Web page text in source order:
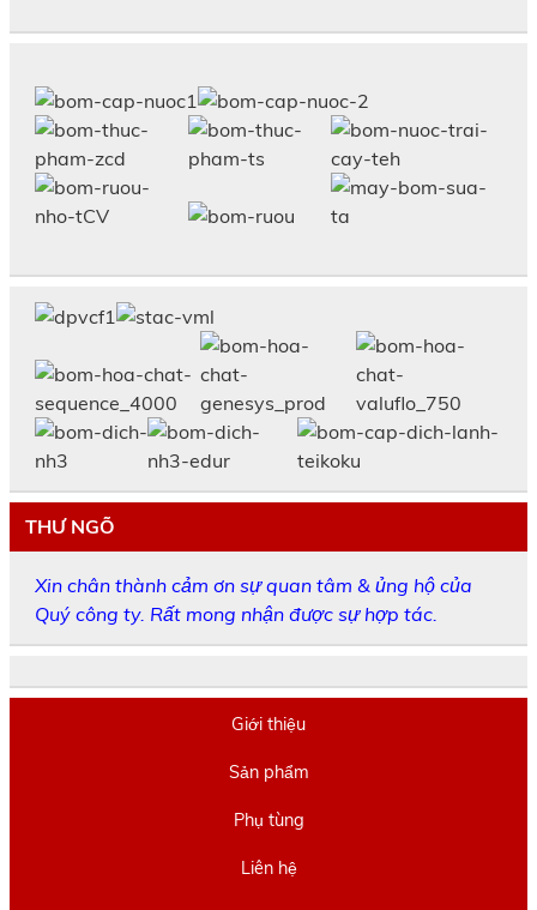
THƯ NGÕ
Xin chân thành cảm ơn sự quan tâm & ủng hộ của
Quý công ty. Rất mong nhận được sự hợp tác.
Giới thiệu
Sản phẩm
Phụ tùng
Liên hệ